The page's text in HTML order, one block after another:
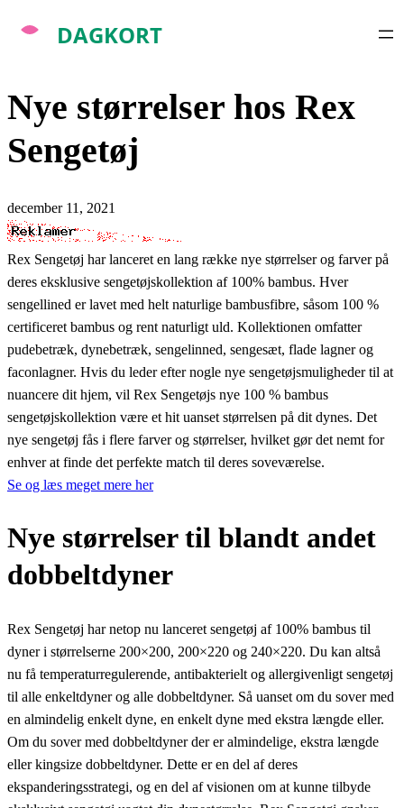
Nye størrelser hos Rex
Sengetøj
december 11, 2021
Rex Sengetøj har lanceret en lang række nye størrelser og farver på
deres eksklusive sengetøjskollektion af 100% bambus. Hver
sengellined er lavet med helt naturlige bambusfibre, såsom 100 %
certificeret bambus og rent naturligt uld. Kollektionen omfatter
pudebetræk, dynebetræk, sengelinned, sengesæt, flade lagner og
faconlagner. Hvis du leder efter nogle nye sengetøjsmuligheder til at
nuancere dit hjem, vil Rex Sengetøjs nye 100 % bambus
sengetøjskollektion være et hit uanset størrelsen på dit dynes. Det
nye sengetøj fås i flere farver og størrelser, hvilket gør det nemt for
enhver at finde det perfekte match til deres soveværelse.
Se og læs meget mere her
Nye størrelser til blandt andet
dobbeltdyner
Rex Sengetøj har netop nu lanceret sengetøj af 100% bambus til
dyner i størrelserne 200×200, 200×220 og 240×220. Du kan altså
nu få temperaturregulerende, antibakterielt og allergivenligt sengetøj
til alle enkeltdyner og alle dobbeltdyner. Så uanset om du sover med
en almindelig enkelt dyne, en enkelt dyne med ekstra længde eller.
Om du sover med dobbeltdyner der er almindelige, ekstra længde
eller kingsize dobbeltdyner. Dette er en del af deres
ekspanderingsstrategi, og en del af visionen om at kunne tilbyde